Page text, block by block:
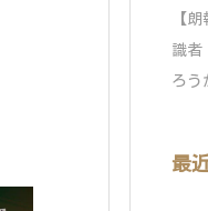
【
識者
ろう
最